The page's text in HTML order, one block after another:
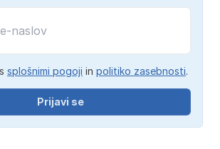
splošnimi pogoji in politiko zasebnosti.
Prijavi se